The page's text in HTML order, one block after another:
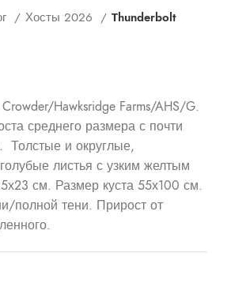
Хосты 2026 Thunderbolt
Hawksridge Farms/AHS/G.
среднего размера с почти
Толстые и округлые,
листья с узким желтым
см. Размер куста 55х100 см.
полной тени. Прирост от